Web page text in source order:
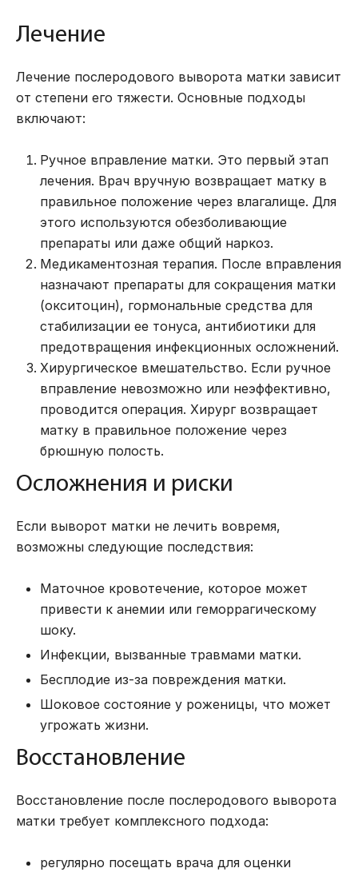
Лечение
Лечение послеродового выворота матки зависит
от степени его тяжести. Основные подходы
включают:
Ручное вправление матки. Это первый этап
лечения. Врач вручную возвращает матку в
правильное положение через влагалище. Для
этого используются обезболивающие
препараты или даже общий наркоз.
Медикаментозная терапия. После вправления
назначают препараты для сокращения матки
(окситоцин), гормональные средства для
стабилизации ее тонуса, антибиотики для
предотвращения инфекционных осложнений.
Хирургическое вмешательство. Если ручное
вправление невозможно или неэффективно,
проводится операция. Хирург возвращает
матку в правильное положение через
брюшную полость.
Осложнения и риски
Если выворот матки не лечить вовремя,
возможны следующие последствия:
Маточное кровотечение, которое может
привести к анемии или геморрагическому
шоку.
Инфекции, вызванные травмами матки.
Бесплодие из-за повреждения матки.
Шоковое состояние у роженицы, что может
угрожать жизни.
Восстановление
Восстановление после послеродового выворота
матки требует комплексного подхода:
регулярно посещать врача для оценки